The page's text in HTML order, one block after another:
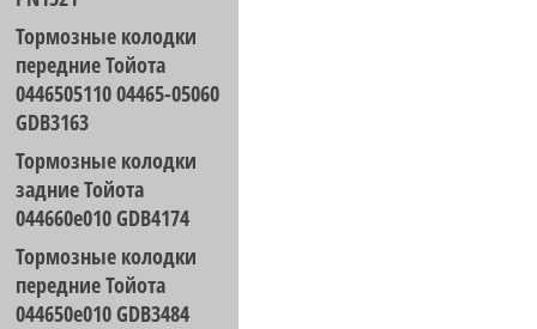
Тормозные колодки
передние Тойота
0446505110 04465-05060
GDB3163
Тормозные колодки
задние Тойота
044660e010 GDB4174
Тормозные колодки
передние Тойота
044650e010 GDB3484